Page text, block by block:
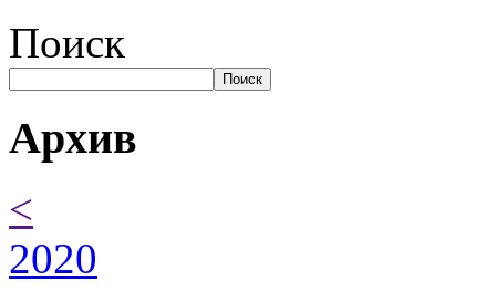
Поиск
Поиск
Архив
<
2020